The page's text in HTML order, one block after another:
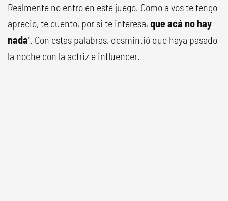
Realmente no entro en este juego. Como a vos te tengo
aprecio, te cuento, por si te interesa, que acá no hay
nada". Con estas palabras, desmintió que haya pasado
la noche con la actriz e influencer.